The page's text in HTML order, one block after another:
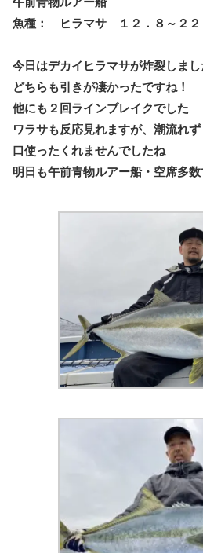
魚種： ヒラマサ １２．８～２
今日はデカイヒラマサが炸裂しまし
どちらも引きが凄かったですね！
他にも２回ラインブレイクでした
ワラサも反応見れますが、潮流れず
口使ったくれませんでしたね
明日も午前青物ルアー船・空席多